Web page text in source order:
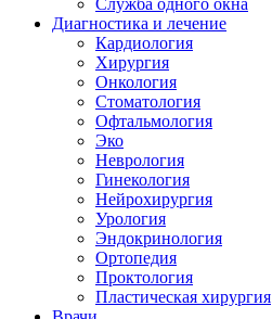
Служба одного окна
Диагностика и лечение
Кардиология
Хирургия
Онкология
Стоматология
Офтальмология
Эко
Неврология
Гинекология
Нейрохирургия
Урология
Эндокринология
Ортопедия
Проктология
Пластическая хирургия